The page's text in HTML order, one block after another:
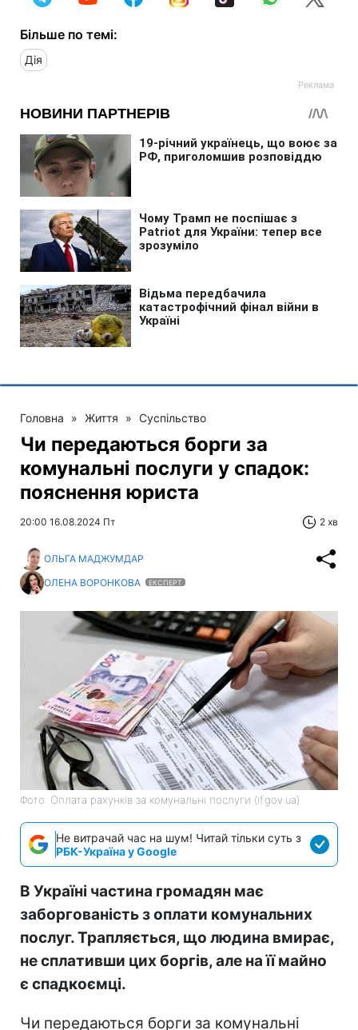
Більше по темі:
Дія
Головна » Життя » Суспільство
Чи передаються борги за
комунальні послуги у спадок:
пояснення юриста
20:00 16.08.2024 Пт 2 хв
ОЛЬГА МАДЖУМДАР
ОЛЕНА ВОРОНКОВА
ЕКСПЕРТ
Фото: Оплата рахунків за комунальні послуги (if.gov.ua)
Не витрачай час на шум! Читай тільки суть з
РБК-Україна у Google
В Україні частина громадян має
заборгованість з оплати комунальних
послуг. Трапляється, що людина вмирає,
не сплативши цих боргів, але на її майно
є спадкоємці.
Чи передаються борги за комунальні